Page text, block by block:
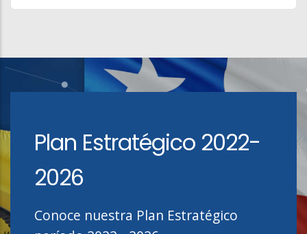
Plan Estratégico 2022-
2026
Conoce nuestra Plan Estratégico